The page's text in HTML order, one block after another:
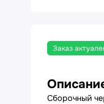
Заказ
Сборочный